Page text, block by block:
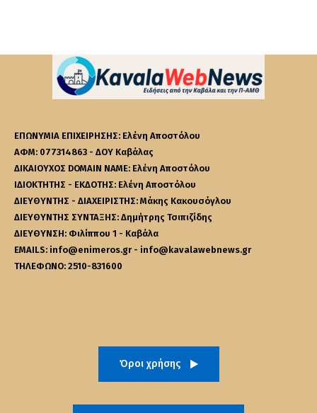
ΕΠΩΝΥΜΙΑ ΕΠΙΧΕΙΡΗΣΗΣ: Ελένη Αποστόλου
ΑΦΜ: 077314863 - ΔΟΥ Καβάλας
ΔΙΚΑΙΟΥΧΟΣ DOMAIN NAME: Ελένη Αποστόλου
ΙΔΙΟΚΤΗΤΗΣ - ΕΚΔΟΤΗΣ: Ελένη Αποστόλου
ΔΙΕΥΘΥΝΤΗΣ - ΔΙΑΧΕΙΡΙΣΤΗΣ: Μάκης Κακουσόγλου
ΔΙΕΥΘΥΝΤΗΣ ΣΥΝΤΑΞΗΣ: Δημήτρης Τσιπιζίδης
ΔΙΕΥΘΥΝΣΗ: Φιλίππου 1 - Καβάλα
EMAILS: info@enimeros.gr - info@kavalawebnews.gr
ΤΗΛΕΦΩΝΟ: 2510-831600
Όροι χρήσης